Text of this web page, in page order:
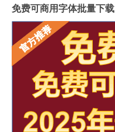
免费可商用字体批量下载